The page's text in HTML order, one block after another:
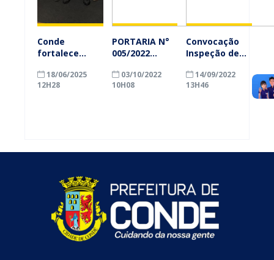
Conde
fortalece
a Polícia
Militar para
18/06/2025
12H28
PORTARIA N°
005/2022
03/10/2022
10H08
Convocação
Inspeção de
14/09/2022
13H46